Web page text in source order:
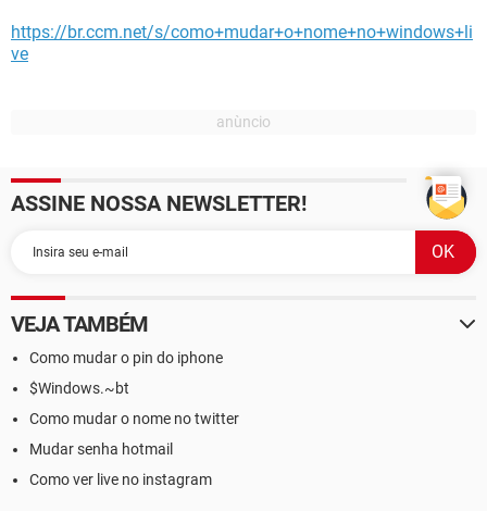
https://br.ccm.net/s/como+mudar+o+nome+no+windows+li
ve
ASSINE NOSSA NEWSLETTER!
VEJA TAMBÉM
Como mudar o pin do iphone
$Windows.~bt
Como mudar o nome no twitter
Mudar senha hotmail
Como ver live no instagram